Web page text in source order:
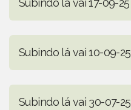
Subindo lá vai 17-09-25
Subindo lá vai 10-09-25
Subindo lá vai 30-07-25